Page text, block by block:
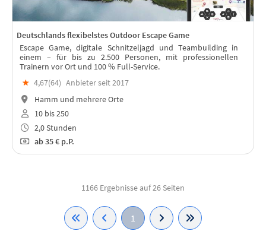
Deutschlands flexibelstes Outdoor Escape Game
Escape Game, digitale Schnitzeljagd und Teambuilding in
einem – für bis zu 2.500 Personen, mit professionellen
Trainern vor Ort und 100 % Full-Service.
★ 4,67(64) Anbieter seit 2017
Hamm und mehrere Orte
10 bis 250
2,0 Stunden
ab35 € p.P.
1166 Ergebnisse auf 26 Seiten
1